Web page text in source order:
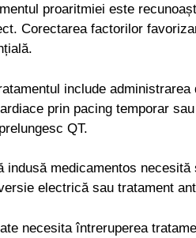
proaritmiei este
Corectarea factorilor
include
prin pacing temporar
QT.
indusă medicamentos
electrică sau tratament
necesita întreruperea